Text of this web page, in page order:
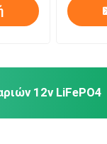
υβριδικό
παραγωγής
12v LiFePO4